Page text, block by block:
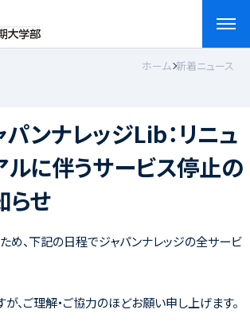
English
ホーム 新着ニュース
パンナレッジLib：リニュ
ルに伴うサービス停止の
らせ
め、下記の日程でジャパンナレッジの全サービ
、ご理解・ご協力のほどお願い申し上げます。